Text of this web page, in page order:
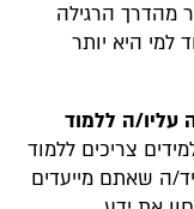
מהדרך הרגילה
היא יותר
צריכים ללמוד
ה שאתם מייעדים